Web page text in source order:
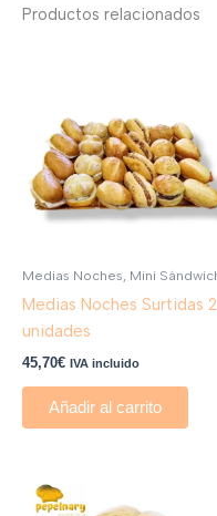
Productos relacionados
Medias Noches, Mini
Medias Noches Surtidas
unidades
45,70€ IVA incluido
Añadir al carrito